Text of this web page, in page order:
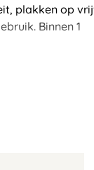
plakken op
Binnen 1